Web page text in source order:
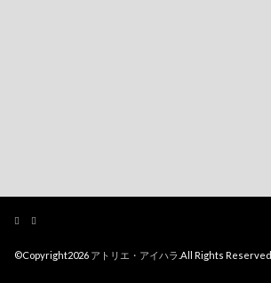
©Copyright2026 アトリエ・アイハラ .All Rights Reserved.